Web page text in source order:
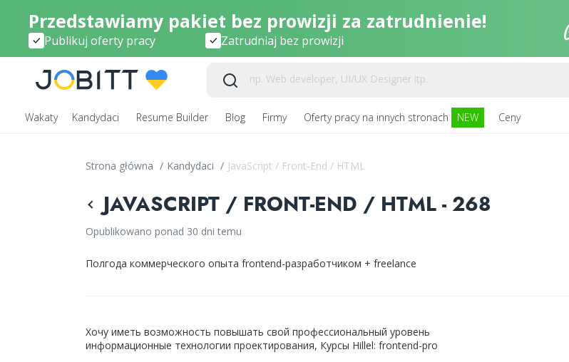
Przedstawiamy pakiet bez prowizji za zatrudnienie!
Publikuj oferty pracy Zatrudniaj bez prowizji
Wakaty Kandydaci Resume Builder Blog Firmy Oferty pracy na innych stronach NEW Ceny
Strona główna / Kandydaci / JavaScript / Front-End / HTML
JAVASCRIPT / FRONT-END / HTML - 268
Opublikowano ponad 30 dni temu
Полгода коммерческого опыта frontend-разработчиком + freelance
Хочу иметь возможность повышать свой профессиональный уровень
информационные технологии проектирования, Курсы Hillel: frontend-pro